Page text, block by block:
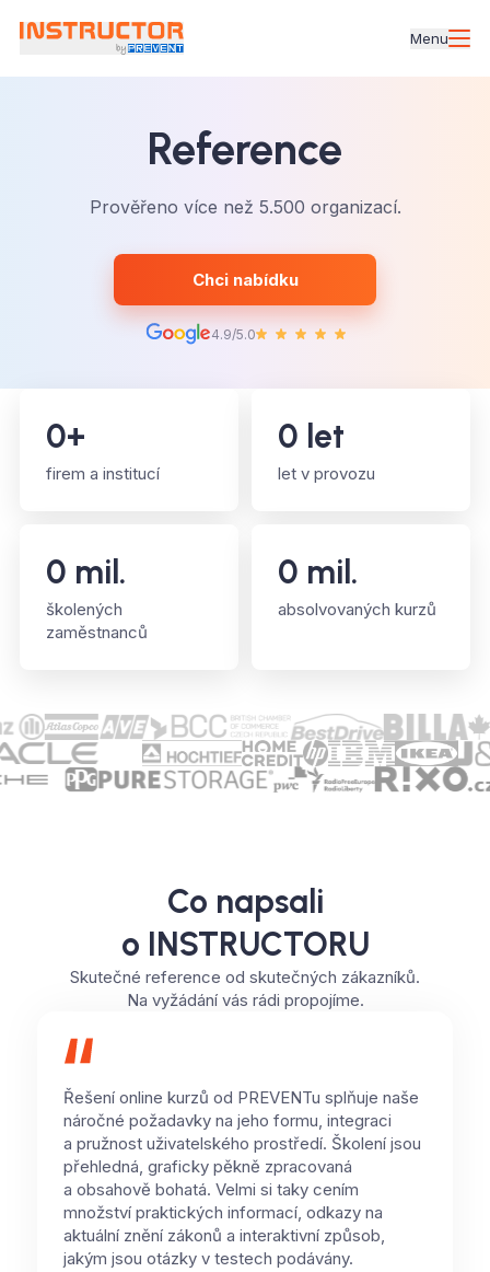
Menu
Reference
Prověřeno více než 5.500 organizací.
Chci nabídku
4.9/5.0
0+
firem a institucí
0 let
let v provozu
0 mil.
školených
zaměstnanců
0 mil.
absolvovaných kurzů
Co napsali
o INSTRUCTORU
Skutečné reference od skutečných zákazníků.
Na vyžádání vás rádi propojíme.
Řešení online kurzů od PREVENTu splňuje naše
náročné požadavky na jeho formu, integraci
a pružnost uživatelského prostředí. Školení jsou
přehledná, graficky pěkně zpracovaná
a obsahově bohatá. Velmi si taky cením
množství praktických informací, odkazy na
aktuální znění zákonů a interaktivní způsob,
jakým jsou otázky v testech podávány.